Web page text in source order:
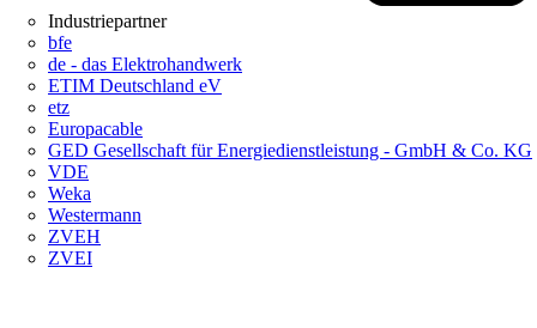
Industriepartner
bfe
de - das Elektrohandwerk
ETIM Deutschland eV
etz
Europacable
GED Gesellschaft für Energiedienstleistung - GmbH & Co. KG
VDE
Weka
Westermann
ZVEH
ZVEI